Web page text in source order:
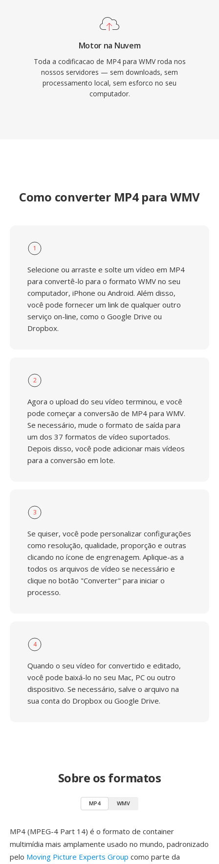
Motor na Nuvem
Toda a codificacao de MP4 para WMV roda nos
nossos servidores — sem downloads, sem
processamento local, sem esforco no seu
computador.
Como converter MP4 para WMV
1
Selecione ou arraste e solte um vídeo em MP4
para convertê-lo para o formato WMV no seu
computador, iPhone ou Android. Além disso,
você pode fornecer um link de qualquer outro
serviço on-line, como o Google Drive ou
Dropbox.
2
Agora o upload do seu vídeo terminou, e você
pode começar a conversão de MP4 para WMV.
Se necessário, mude o formato de saída para
um dos 37 formatos de vídeo suportados.
Depois disso, você pode adicionar mais vídeos
para a conversão em lote.
3
Se quiser, você pode personalizar configurações
como resolução, qualidade, proporção e outras
clicando no ícone de engrenagem. Aplique-as a
todos os arquivos de vídeo se necessário e
clique no botão "Converter" para iniciar o
processo.
4
Quando o seu vídeo for convertido e editado,
você pode baixá-lo no seu Mac, PC ou outro
dispositivo. Se necessário, salve o arquivo na
sua conta do Dropbox ou Google Drive.
Sobre os formatos
MP4 WMV
MP4 (MPEG-4 Part 14) é o formato de container
multimídia mais amplamente usado no mundo, padronizado
pelo Moving Picture Experts Group como parte da